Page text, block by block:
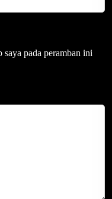
saya pada peramban ini